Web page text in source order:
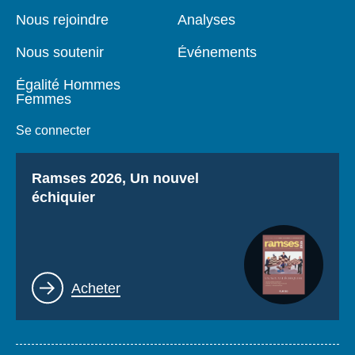
Nous rejoindre
Nous soutenir
Égalité Hommes
Femmes
Se connecter
Analyses
Événements
Titre
Ramses 2026, Un nouvel
échiquier
Lien
Acheter